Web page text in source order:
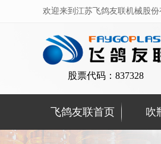
欢迎来到江苏飞鸽友联机械股份
股票代码：837328
飞鸽友联首页 吹